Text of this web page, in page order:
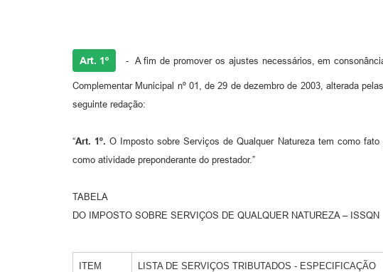
Art. 1º - A fim de promover os ajustes necessários, em
Complementar Municipal nº 01, de 29 de dezembro de 2003, alterada
seguinte redação:
“Art. 1º.O Imposto sobre Serviços de Qualquer Natureza tem como
como atividade preponderante do prestador.”
TABELA
DO IMPOSTO SOBRE SERVIÇOS DE QUALQUER NATUREZA – ISSQN
ITEM LISTA DE SERVIÇOS TRIBUTADOS - ESPECIFICAÇÃO